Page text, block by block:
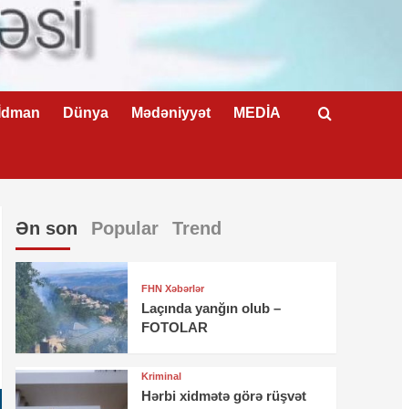
İdman Dünya Mədəniyyət MEDİA
Ən son Popular Trend
FHN Xəbərlər
Laçında yanğın olub –
FOTOLAR
Kriminal
Hərbi xidmətə görə rüşvət